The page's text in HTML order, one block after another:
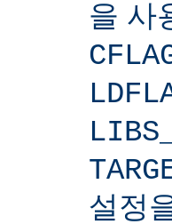
을 사
설정